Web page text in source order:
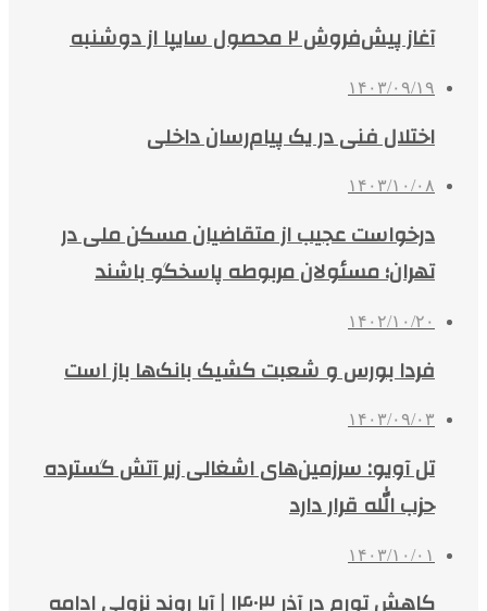
آغاز پیش‌فروش ٢ محصول سایپا از دوشنبه
۱۴۰۳/۰۹/۱۹
اختلال فنی در یک پیام‌رسان داخلی
۱۴۰۳/۱۰/۰۸
درخواست عجیب از متقاضیان مسکن ملی در
تهران؛ مسئولان مربوطه پاسخگو باشند
۱۴۰۲/۱۰/۲۰
فردا بورس و شعبت کشیک بانک‌ها باز است
۱۴۰۳/۰۹/۰۳
تل آویو: سرزمین‌های اشغالی زیر آتش گسترده
حزب الله قرار دارد
۱۴۰۳/۱۰/۰۱